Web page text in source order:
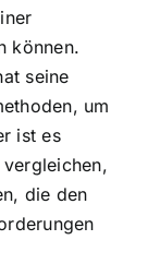
können.
seine
um
ist es
die den